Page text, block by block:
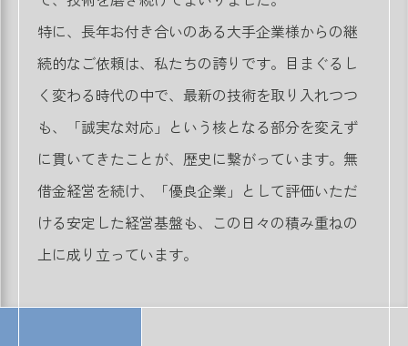
特に、長年お付き合いのある大手企業様からの継
続的なご依頼は、私たちの誇りです。目まぐるし
く変わる時代の中で、最新の技術を取り入れつつ
も、「誠実な対応」という核となる部分を変えず
に貫いてきたことが、歴史に繋がっています。無
借金経営を続け、「優良企業」として評価いただ
ける安定した経営基盤も、この日々の積み重ねの
上に成り立っています。